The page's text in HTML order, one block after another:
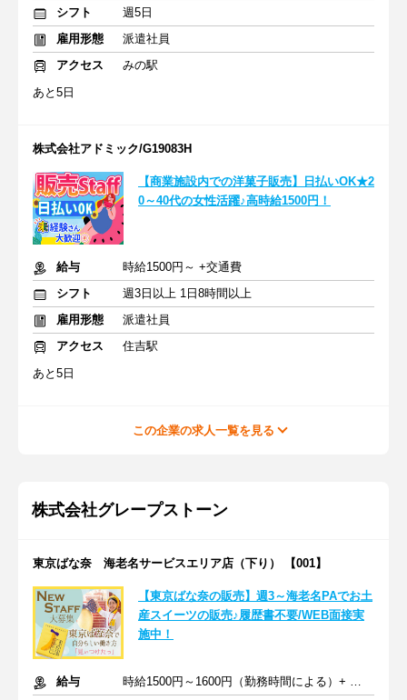
シフト
週5日
雇用形態
派遣社員
アクセス
みの駅
あと5日
株式会社アドミック/G19083H
【商業施設内での洋菓子販売】日払いOK★2
0～40代の女性活躍♪高時給1500円！
給与
時給1500円～ +交通費
シフト
週3日以上 1日8時間以上
雇用形態
派遣社員
アクセス
住吉駅
あと5日
この企業の求人一覧を見る
株式会社グレープストーン
東京ばな奈 海老名サービスエリア店（下り） 【001】
【東京ばな奈の販売】週3～海老名PAでお土
産スイーツの販売♪履歴書不要/WEB面接実
施中！
給与
時給1500円～1600円（勤務時間による）+ 交通費